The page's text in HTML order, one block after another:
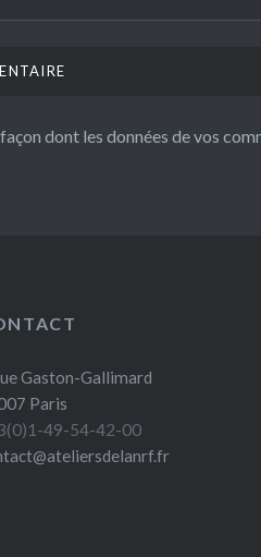
dont les données de vos
Gaston-Gallimard
Paris
49-54-42-00